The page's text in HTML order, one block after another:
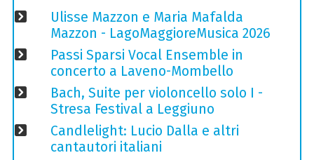
Ulisse Mazzon e Maria Mafalda
Mazzon - LagoMaggioreMusica 2026
Passi Sparsi Vocal Ensemble in
concerto a Laveno-Mombello
Bach, Suite per violoncello solo I -
Stresa Festival a Leggiuno
Candlelight: Lucio Dalla e altri
cantautori italiani